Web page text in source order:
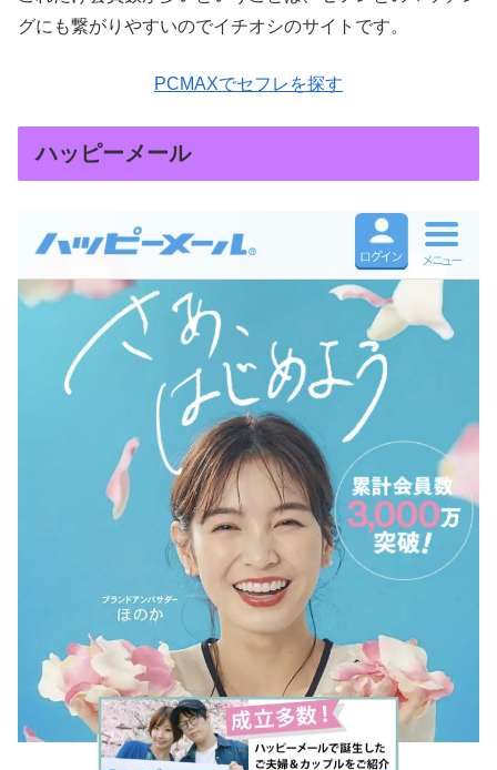
グにも繋がりやすいのでイチオシのサイトです。
PCMAXでセフレを探す
ハッピーメール